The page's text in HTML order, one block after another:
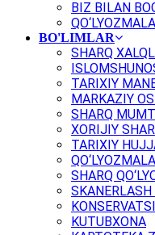
BIZ BILAN
BO'LIMLAR
SHARQ
TARIXIY
MARKAZIY
SHARQ
XORIJIY
TARIXIY
SHARQ
KUTUBXONA